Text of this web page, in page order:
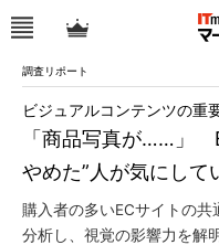
調査リポート
「商品写真が……」
やめた”人が気にして
ビジュアルコンテンツの重
購入者の多いECサイトの
分析し、視覚の影響力を解明